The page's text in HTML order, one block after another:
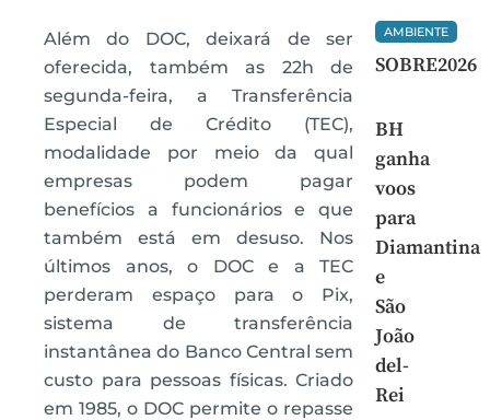
Além do DOC, deixará de ser
oferecida, também as 22h de
segunda-feira, a Transferência
Especial de Crédito (TEC),
modalidade por meio da qual
empresas podem pagar
benefícios a funcionários e que
também está em desuso. Nos
últimos anos, o DOC e a TEC
perderam espaço para o Pix,
sistema de transferência
instantânea do Banco Central sem
custo para pessoas físicas. Criado
em 1985, o DOC permite o repasse
AMBIENTE
SOBRE2026
BH
ganha
voos
para
Diamantina
e
São
João
del-
Rei